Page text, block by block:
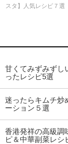
スタ】人気レシピ７選
甘くてみずみずし
ったレシピ5選
迷ったらキムチ炒
ーション５選
香港発祥の高級調
ピ＆中華副菜レシ